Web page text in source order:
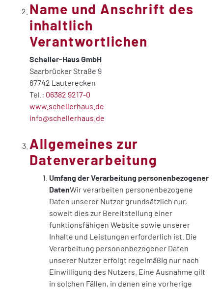
Name und Anschrift des
inhaltlich
Verantwortlichen
Scheller-Haus GmbH
Saarbrücker Straße 9
67742 Lauterecken
Tel.: 06382 9217-0
www.schellerhaus.de
info@schellerhaus.de
Allgemeines zur
Datenverarbeitung
Umfang der Verarbeitung personenbezogener
DatenWir verarbeiten personenbezogene
Daten unserer Nutzer grundsätzlich nur,
soweit dies zur Bereitstellung einer
funktionsfähigen Website sowie unserer
Inhalte und Leistungen erforderlich ist. Die
Verarbeitung personenbezogener Daten
unserer Nutzer erfolgt regelmäßig nur nach
Einwilligung des Nutzers. Eine Ausnahme gilt
in solchen Fällen, in denen eine vorherige